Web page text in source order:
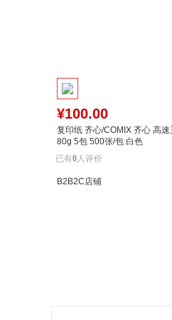
¥100.00
复印纸 齐心/COMIX 齐心 高速
80g 5包 500张/包 白色
已有0人评价
B2B2C店铺